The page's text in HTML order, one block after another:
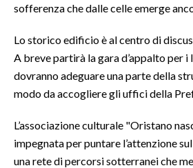
sofferenza che dalle celle emerge
Lo storico edificio è al centro di
A breve partirà la gara d’appalto per i
dovranno adeguare una parte della
modo da accogliere gli uffici della
L’associazione culturale "Oristano
impegnata per puntare l’attenzione
una rete di percorsi sotterranei che